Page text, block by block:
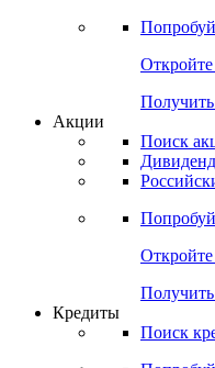
Акции
Поиск
Кредиты
Поиск